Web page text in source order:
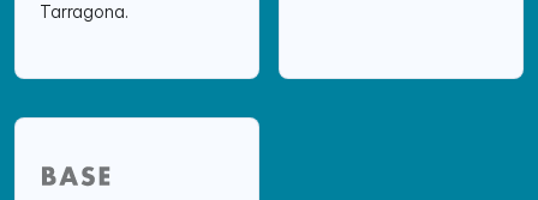
Tarragona.